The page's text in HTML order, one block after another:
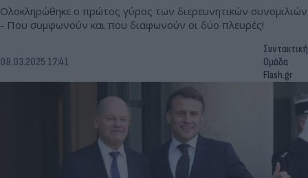
Ολοκληρώθηκε ο πρώτος γύρος των διερευνητικών συνομιλιών
- Που συμφωνούν και που διαφωνούν οι δύο πλευρές!
08.03.2025 17:41
Συντακτική
Ομάδα
Flash.gr